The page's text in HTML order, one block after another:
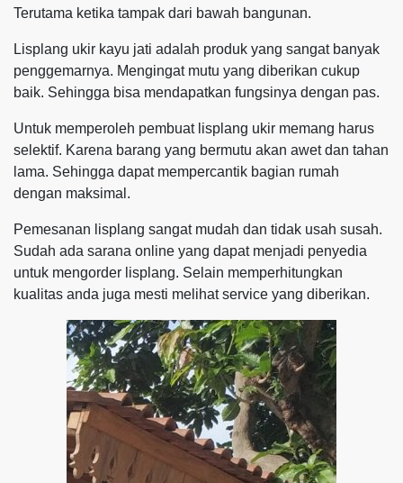
Terutama ketika tampak dari bawah bangunan.
Lisplang ukir kayu jati adalah produk yang sangat banyak
penggemarnya. Mengingat mutu yang diberikan cukup
baik. Sehingga bisa mendapatkan fungsinya dengan pas.
Untuk memperoleh pembuat lisplang ukir memang harus
selektif. Karena barang yang bermutu akan awet dan tahan
lama. Sehingga dapat mempercantik bagian rumah
dengan maksimal.
Pemesanan lisplang sangat mudah dan tidak usah susah.
Sudah ada sarana online yang dapat menjadi penyedia
untuk mengorder lisplang. Selain memperhitungkan
kualitas anda juga mesti melihat service yang diberikan.